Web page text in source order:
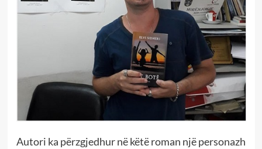
Autori ka përzgjedhur në këtë roman një personazh